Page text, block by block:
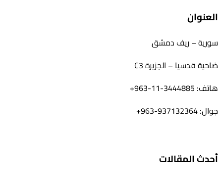
العنوان
سورية – ريف دمشق
ضاحية قدسيا – الجزيرة C3
هاتف: 3444885-11-963+
جوال: 937132364-963+
أحدث المقالات